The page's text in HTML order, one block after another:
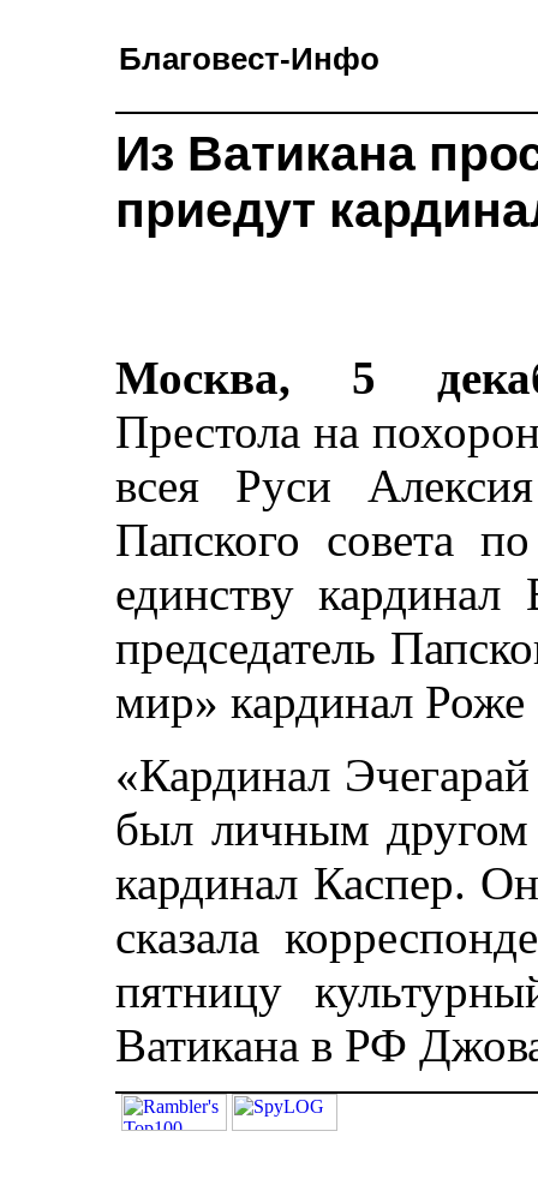
Благовест-Инфо
Из Ватикана
приедут
Москва, 5
Престола на
всея Руси
Папского совета
единству
председатель
мир» кардинал Роже
«Кардинал
был личным другом
кардинал Каспер.
сказала
пятницу
Ватикана в РФ